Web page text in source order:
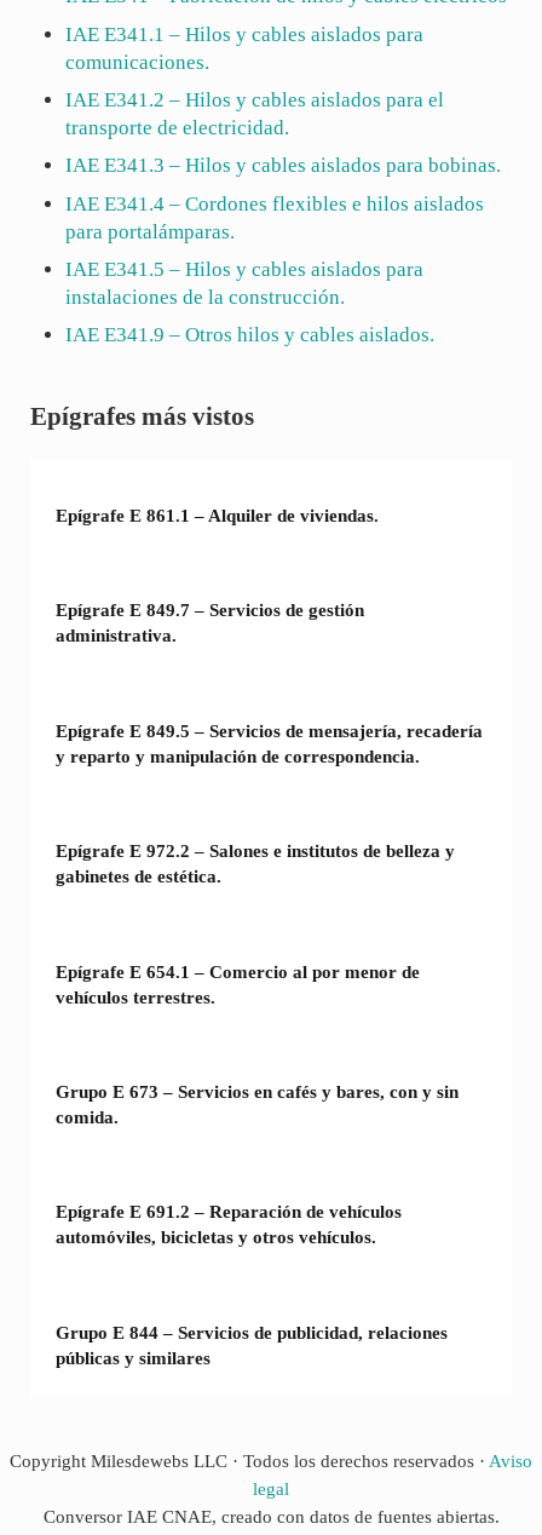
IAEE341.1 – Hilos y cables aislados para
comunicaciones.
IAEE341.2 – Hilos y cables aislados para el
transporte de electricidad.
IAEE341.3 – Hilos y cables aislados para bobinas.
IAEE341.4 – Cordones flexibles e hilos aislados
para portalámparas.
IAEE341.5 – Hilos y cables aislados para
instalaciones de la construcción.
IAEE341.9 – Otros hilos y cables aislados.
Sidebar
Epígrafes más vistos
Epígrafe E 861.1 – Alquiler de viviendas.
Epígrafe E 849.7 – Servicios de gestión
administrativa.
Epígrafe E 849.5 – Servicios de mensajería, recadería
y reparto y manipulación de correspondencia.
Epígrafe E 972.2 – Salones e institutos de belleza y
gabinetes de estética.
Epígrafe E 654.1 – Comercio al por menor de
vehículos terrestres.
Grupo E 673 – Servicios en cafés y bares, con y sin
comida.
Epígrafe E 691.2 – Reparación de vehículos
automóviles, bicicletas y otros vehículos.
Grupo E 844 – Servicios de publicidad, relaciones
públicas y similares
Copyright Milesdewebs LLC · Todos los derechos reservados · Aviso
legal
Conversor IAE CNAE, creado con datos de fuentes abiertas.